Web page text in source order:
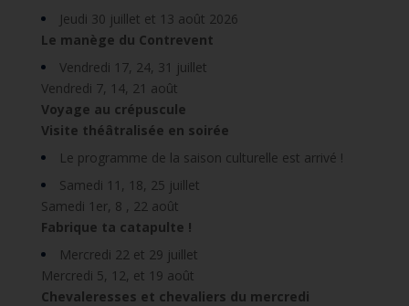
Jeudi 30 juillet et 13 août 2026
Le manège du Contrevent
Vendredi 17, 24, 31 juillet
Vendredi 7, 14, 21 août
Voyage au crépuscule
Visite théâtralisée en soirée
Le programme de la saison culturelle est arrivé !
Samedi 11, 18, 25 juillet
Samedi 1er, 8 , 22 août
Fabrique ta catapulte !
Mercredi 22 et 29 juillet
Mercredi 5, 12, et 19 août
Chevaleresses et chevaliers du mercredi